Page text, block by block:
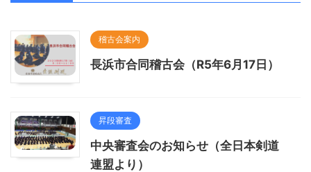
稽古会案内
長浜市合同稽古会（R5年6月17日）
昇段審査
中央審査会のお知らせ（全日本剣道
連盟より）